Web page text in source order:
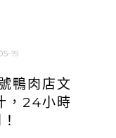
19
鴨肉店文
，24小時